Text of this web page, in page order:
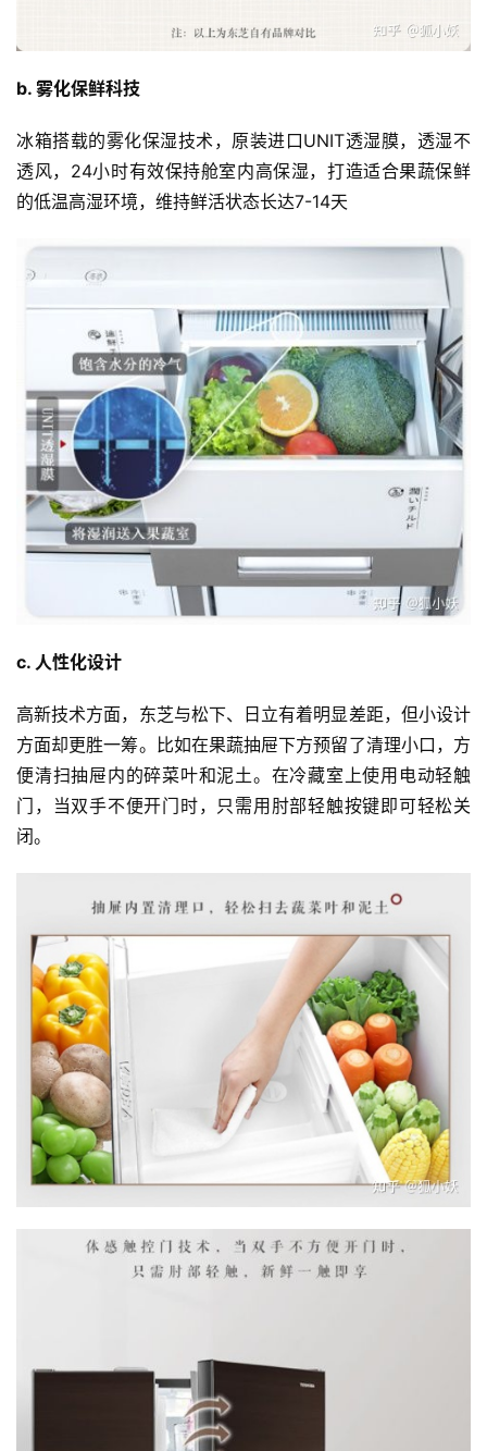
b. 雾化保鲜科技
冰箱搭载的雾化保湿技术，原装进口UNIT透湿膜，透湿不
透风，24小时有效保持舱室内高保湿，打造适合果蔬保鲜
的低温高湿环境，维持鲜活状态长达7-14天
c. 人性化设计
高新技术方面，东芝与松下、日立有着明显差距，但小设计
方面却更胜一筹。比如在果蔬抽屉下方预留了清理小口，方
便清扫抽屉内的碎菜叶和泥土。在冷藏室上使用电动轻触
门，当双手不便开门时，只需用肘部轻触按键即可轻松关
闭。